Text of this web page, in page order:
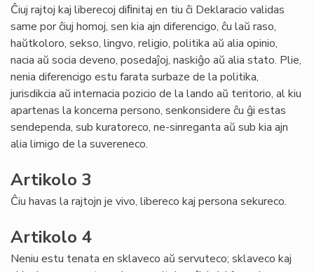
Ĉiuj rajtoj kaj liberecoj diﬁnitaj en tiu ĉi Deklaracio validas
same por ĉiuj homoj, sen kia ajn diferencigo, ĉu laŭ raso,
haŭtkoloro, sekso, lingvo, religio, politika aŭ alia opinio,
nacia aŭ socia deveno, posedaĵoj, naskiĝo aŭ alia stato. Plie,
nenia diferencigo estu farata surbaze de la politika,
jurisdikcia aŭ internacia pozicio de la lando aŭ teritorio, al kiu
apartenas la koncerna persono, senkonsidere ĉu ĝi estas
sendependa, sub kuratoreco, ne-sinreganta aŭ sub kia ajn
alia limigo de la suvereneco.
Artikolo 3
Ĉiu havas la rajtojn je vivo, libereco kaj persona sekureco.
Artikolo 4
Neniu estu tenata en sklaveco aŭ servuteco; sklaveco kaj